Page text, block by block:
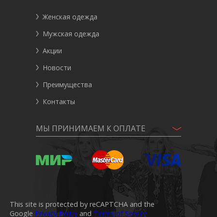
Женская одежда
Мужская одежда
Акции
Новости
Преимущества
Контакты
МЫ ПРИНИМАЕМ К ОПЛАТЕ
This site is protected by reCAPTCHA and the
Google Privacy Policy and Terms of Service